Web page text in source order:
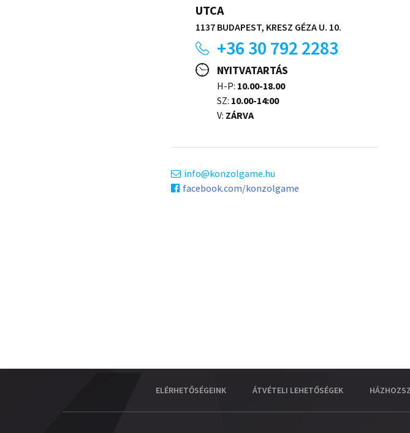
UTCA
1137 BUDAPEST, KRESZ GÉZA U. 10.
+36 30 792 2283
NYITVATARTÁS
H-P: 10.00-18.00
SZ: 10.00-14:00
V: ZÁRVA
info
konzolgame.hu
facebook.com/konzolgame
ELÉRHETŐSÉGEINK ÁTVÉTELI LEHETŐSÉGEK